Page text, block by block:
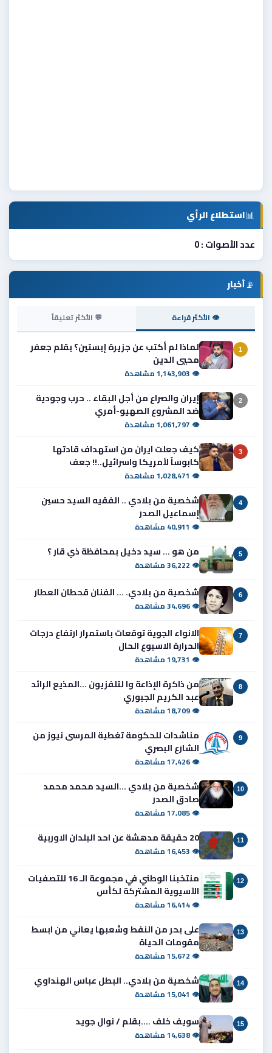
📊استطلاع الرأي
عدد الأصوات : 0
📡أخبار
👁 الأكثر قراءة 💬 الأكثر تعليقاً
1
لماذا لم أكتب عن جزيرة إبستين؟ بقلم جعفر
محيي الدين
👁 1,143,903 مشاهدة
2
إيران والصراع من أجل البقاء .. حرب وجودية
ضد المشروع الصهيو-أمري
👁 1,061,797 مشاهدة
3
كيف جعلت ايران من استهداف قادتها
كابوساً لأمريكا واسرائيل..!! جعف
👁 1,028,471 مشاهدة
4
شخصية من بلادي .. الفقيه السيد حسين
إسماعيل الصدر
👁 40,911 مشاهدة
5 من هو ... سيد دخيل بمحافظة ذي قار ؟
👁 36,222 مشاهدة
6 شخصية من بلادي. ... الفنان قحطان العطار
👁 34,696 مشاهدة
7
الانواء الجوية توقعات باستمرار ارتفاع درجات
الحرارة الاسبوع الحال
👁 19,731 مشاهدة
8
من ذاكرة الإذاعة وا لتلفزيون ...المذيع الرائد
عبد الكريم الجبوري
👁 18,709 مشاهدة
9
مناشدات للحكومة تغطية المرسى نيوز من
الشارع البصري
👁 17,426 مشاهدة
10
شخصية من بلادي ...السيد محمد محمد
صادق الصدر
👁 17,085 مشاهدة
11 20 حقيقة مدهشة عن احد البلدان الاوربية
👁 16,453 مشاهدة
12
منتخبنا الوطني في مجموعة الـ 16 للتصفيات
الآسيوية المشتركة لكأس
👁 16,414 مشاهدة
13
على بحر من النفط وشعبها يعاني من ابسط
مقومات الحياة
👁 15,672 مشاهدة
14 شخصية من بلادي.. البطل عباس الهنداوي
👁 15,041 مشاهدة
15 سويف خلف ....بقلم / نوال جويد
👁 14,638 مشاهدة